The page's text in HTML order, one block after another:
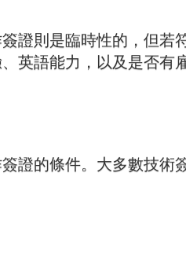
證則是臨時性的，但若
英語能力，以及是否有
證的條件。大多數技術